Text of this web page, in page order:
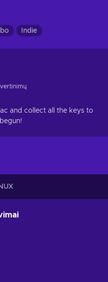
Indie
and collect all the keys to